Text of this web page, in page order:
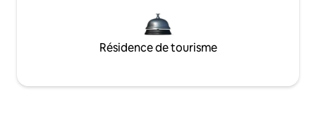
Résidence de tourisme